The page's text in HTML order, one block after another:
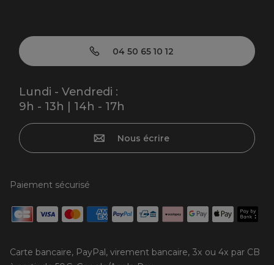
04 50 65 10 12
Lundi - Vendredi :
9h - 13h | 14h - 17h
Nous écrire
Paiement sécurisé
Carte bancaire, PayPal, virement bancaire, 3x ou 4x par CB